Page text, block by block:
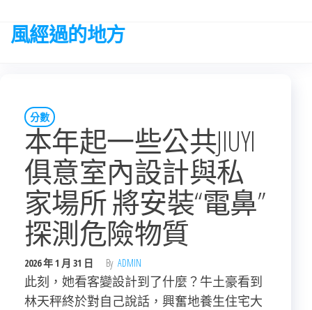
the
風經過的地方
分數
本年起一些公共JIUYI
俱意室內設計與私
家場所 將安裝“電鼻”
探測危險物質
2026 年 1 月 31 日 By ADMIN
此刻，她看客變設計到了什麼？牛土豪看到
林天秤終於對自己說話，興奮地養生住宅大